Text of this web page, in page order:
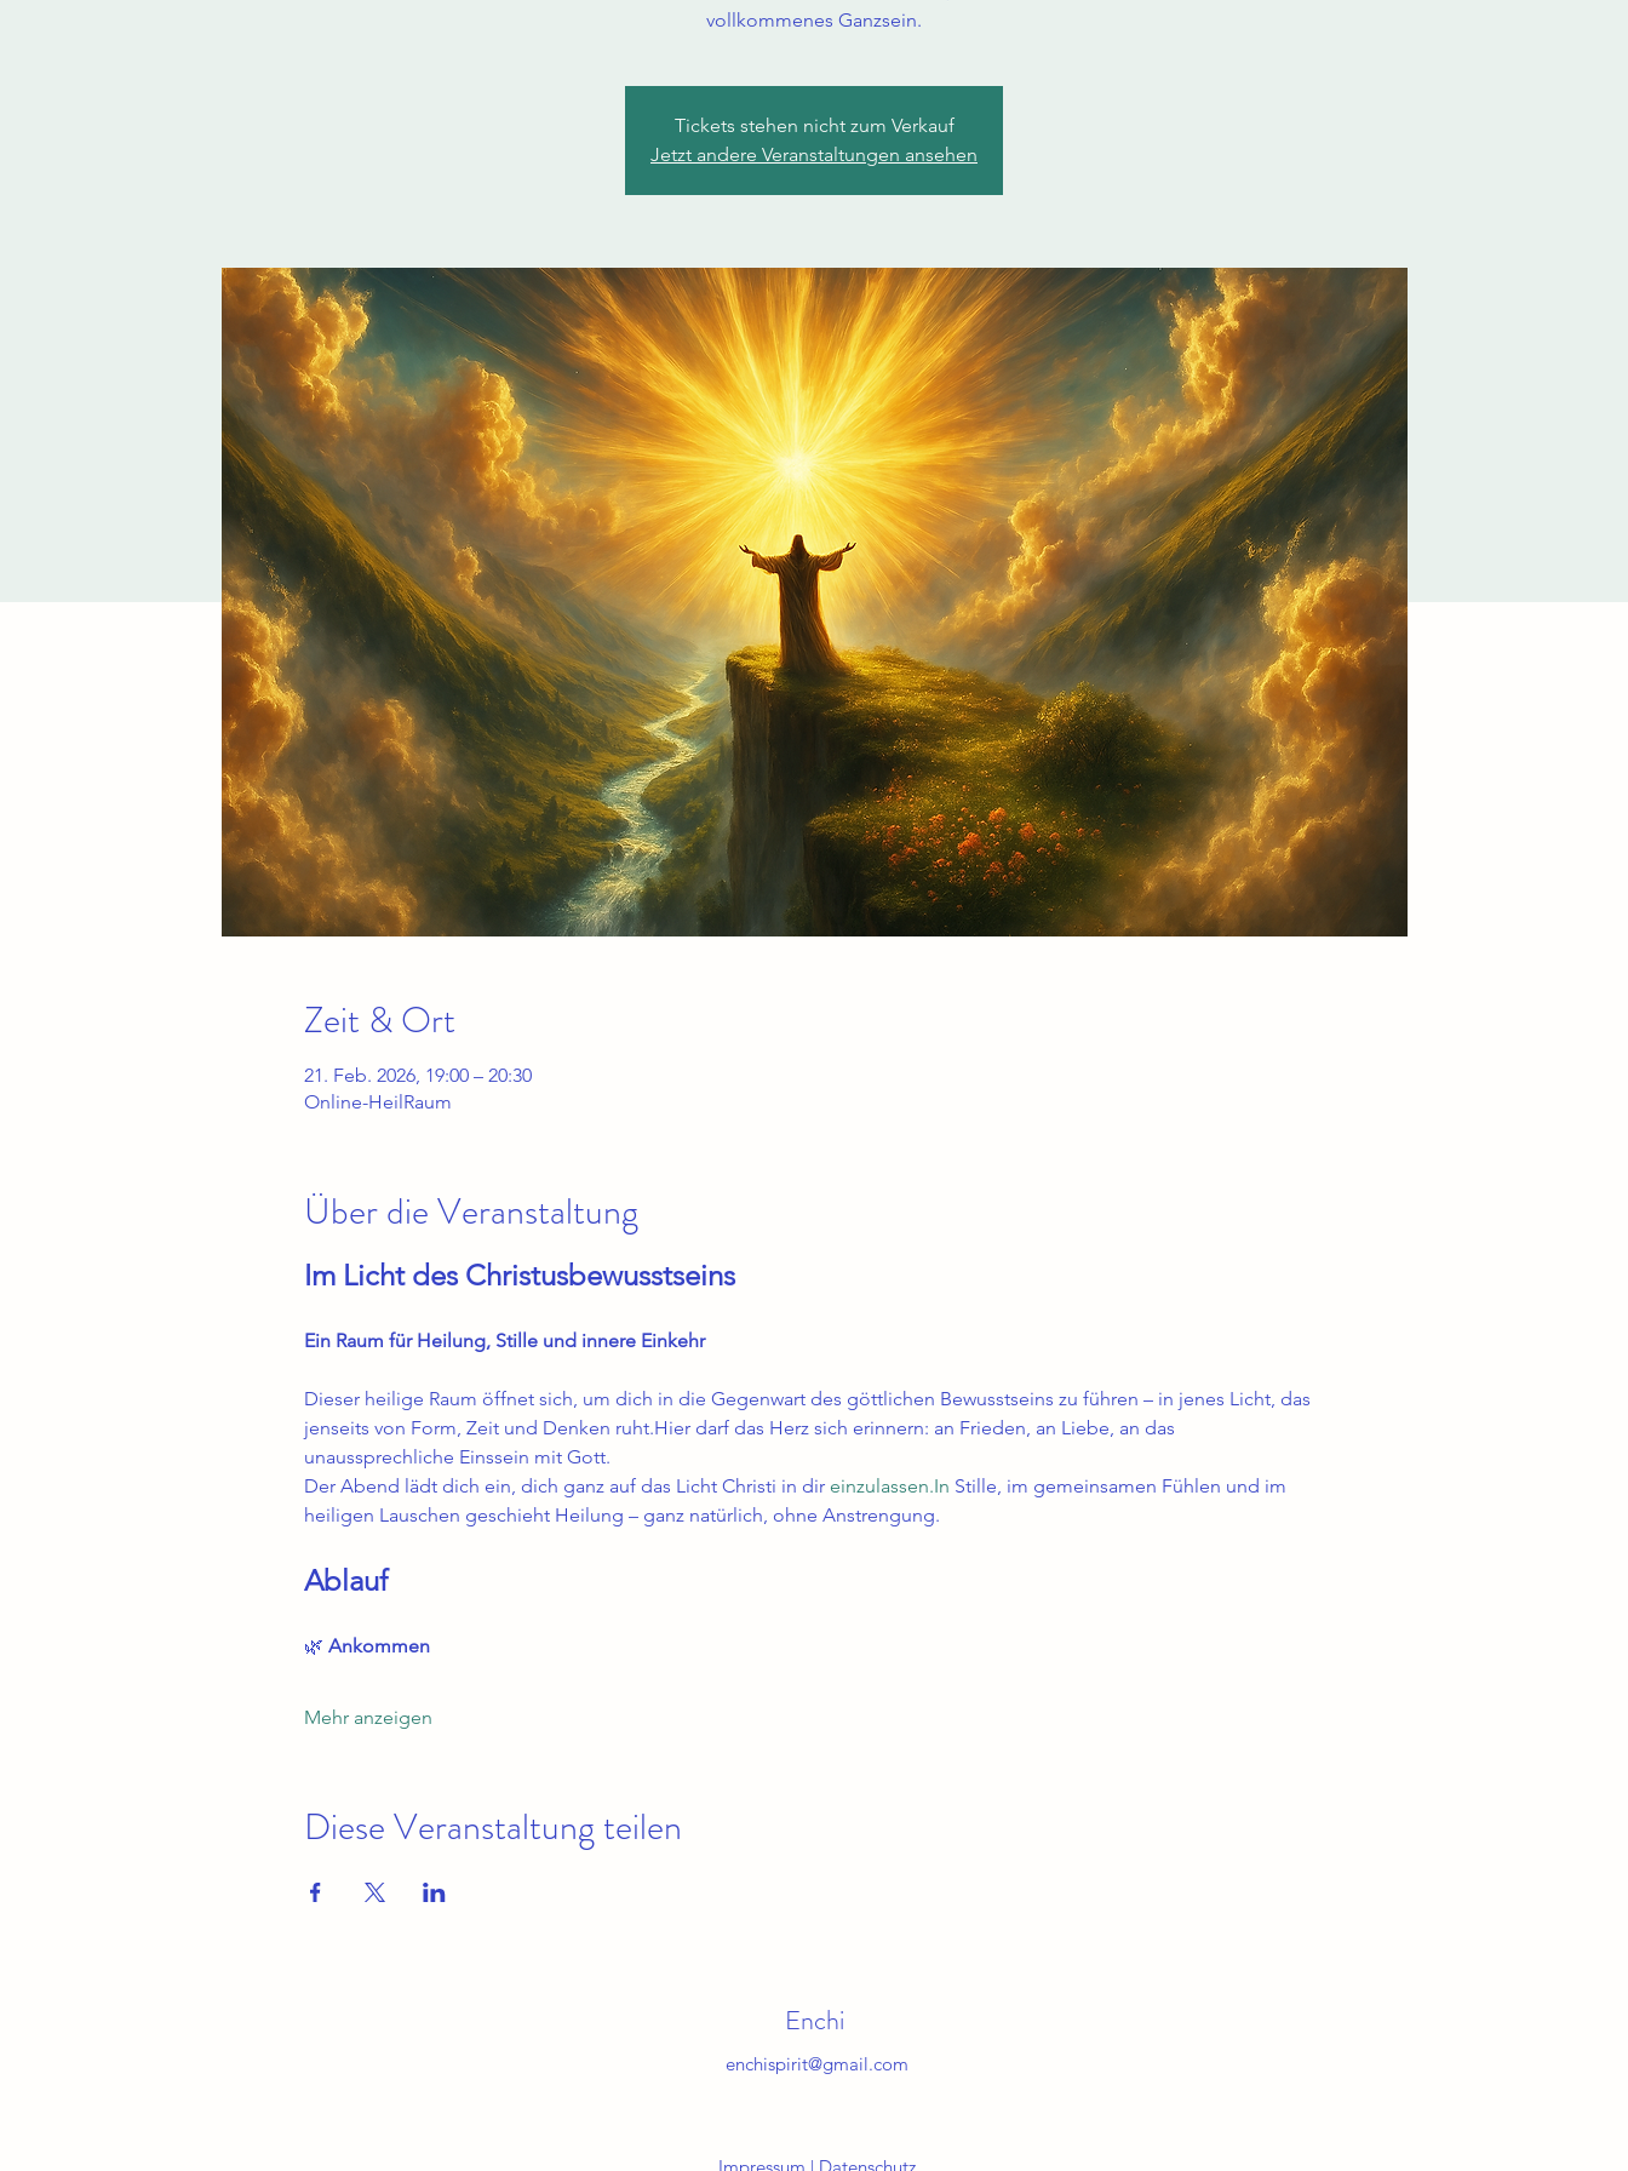
vollkommenes Ganzsein.
Tickets stehen nicht zum Verkauf
Jetzt andere Veranstaltungen ansehen
Zeit & Ort
21. Feb. 2026, 19:00 – 20:30
Online-HeilRaum
Über die Veranstaltung
Im Licht des Christusbewusstseins
Ein Raum für Heilung, Stille und innere Einkehr
Dieser heilige Raum öffnet sich, um dich in die Gegenwart des göttlichen Bewusstseins zu führen – in jenes Licht, das
jenseits von Form, Zeit und Denken ruht.Hier darf das Herz sich erinnern: an Frieden, an Liebe, an das
unaussprechliche Einssein mit Gott.
Der Abend lädt dich ein, dich ganz auf das Licht Christi in dir einzulassen.In Stille, im gemeinsamen Fühlen und im
heiligen Lauschen geschieht Heilung – ganz natürlich, ohne Anstrengung.
Ablauf
🌿 Ankommen
Mehr anzeigen
Diese Veranstaltung teilen
Enchi
enchispirit@gmail.com
Impressum | Datenschutz